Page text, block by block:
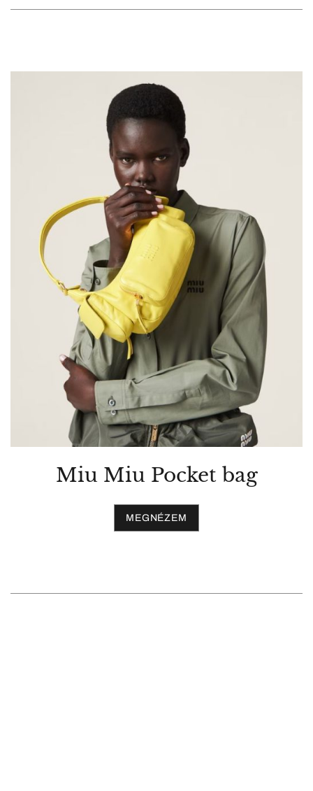
Miu Miu Pocket bag
MEGNÉZEM